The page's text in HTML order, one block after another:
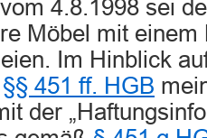
4.8.1998 sei
Möbel mit einem
Im Hinblick
§§ 451 ff. HGB
der